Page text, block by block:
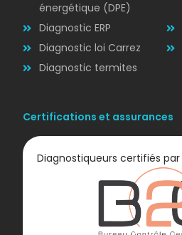
énergétique (DPE)
Diagnostic ERP
Diagnostic loi Carrez
Diagnostic termites
Certifications et assurances
Diagnostiqueurs certifiés par